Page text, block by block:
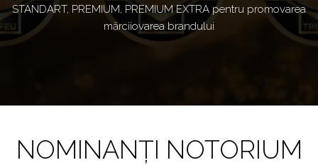
STANDART, PREMIUM, PREMIUM EXTRA pentru promovarea
mărciiovarea brandului
NOMINANȚI NOTORIUM